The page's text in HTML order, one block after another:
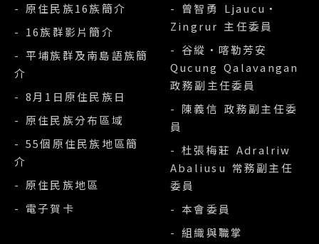
- 原住民族16族簡介
- 16族群影片簡介
- 平埔族群及南島語族簡
介
- 8月1日原住民族日
- 原住民族分布區域
- 55個原住民族地區簡
介
- 原住民族地區
- 電子賀卡
- 曾智勇 Ljaucu‧
Zingrur 主任委員
- 谷縱‧喀勒芳安
Qucung Qalavangan
政務副主任委員
- 陳義信 政務副主任委
員
- 杜張梅莊 Adralriw
Abaliusu 常務副主任
委員
- 本會委員
- 組織與職掌